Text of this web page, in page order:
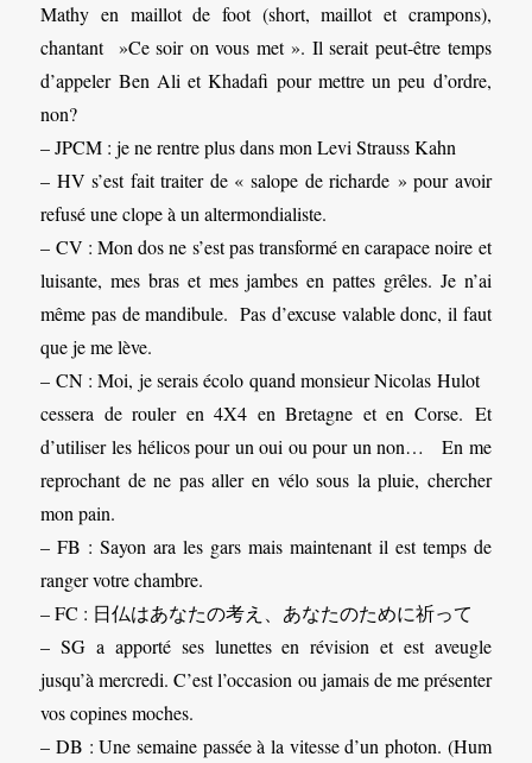
Mathy en maillot de foot (short, maillot et crampons),
chantant »Ce soir on vous met ». Il serait peut-être temps
d’appeler Ben Ali et Khadafi pour mettre un peu d’ordre,
non?
– JPCM : je ne rentre plus dans mon Levi Strauss Kahn
– HV s’est fait traiter de « salope de richarde » pour avoir
refusé une clope à un altermondialiste.
– CV : Mon dos ne s’est pas transformé en carapace noire et
luisante, mes bras et mes jambes en pattes grêles. Je n’ai
même pas de mandibule. Pas d’excuse valable donc, il faut
que je me lève.
– CN : Moi, je serais écolo quand monsieur Nicolas Hulot
cessera de rouler en 4X4 en Bretagne et en Corse. Et
d’utiliser les hélicos pour un oui ou pour un non… En me
reprochant de ne pas aller en vélo sous la pluie, chercher
mon pain.
– FB : Sayon ara les gars mais maintenant il est temps de
ranger votre chambre.
– FC : 日仏はあなたの考え、あなたのために祈って
– SG a apporté ses lunettes en révision et est aveugle
jusqu’à mercredi. C’est l’occasion ou jamais de me présenter
vos copines moches.
– DB : Une semaine passée à la vitesse d’un photon. (Hum